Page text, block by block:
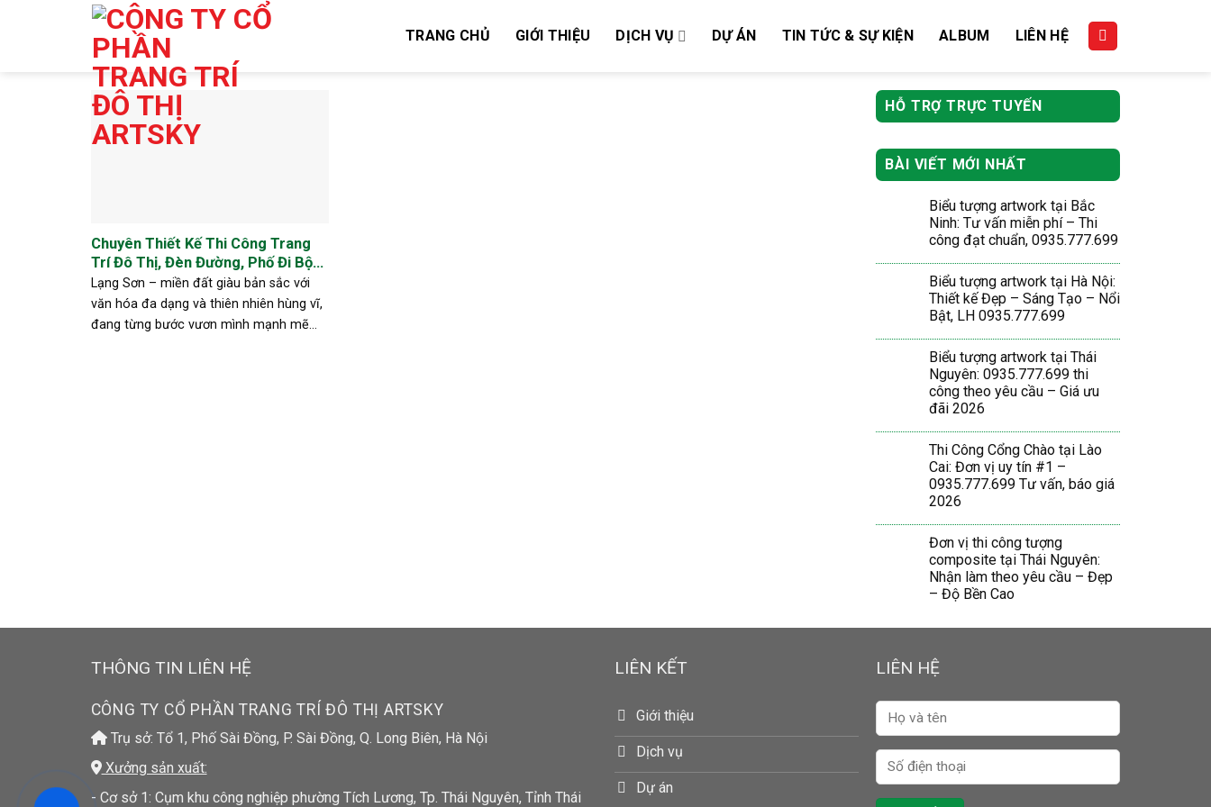
TRANG CHỦ GIỚI THIỆU DỊCH VỤ DỰ ÁN TIN TỨC & SỰ KIỆN ALBUM LIÊN HỆ
Chuyên Thiết Kế Thi Công Trang
Trí Đô Thị, Đèn Đường, Phố Đi Bộ
Tại Lạng Sơn – Mỹ Thuật Và Văn
Hóa Hội Tụ
Lạng Sơn – miền đất giàu bản sắc với
văn hóa đa dạng và thiên nhiên hùng vĩ,
đang từng bước vươn mình mạnh mẽ
HỖ TRỢ TRỰC TUYẾN
BÀI VIẾT MỚI NHẤT
Biểu tượng artwork tại Bắc
Ninh: Tư vấn miễn phí – Thi
công đạt chuẩn, 0935.777.699
Biểu tượng artwork tại Hà Nội:
Thiết kế Đẹp – Sáng Tạo – Nổi
Bật, LH 0935.777.699
Biểu tượng artwork tại Thái
Nguyên: 0935.777.699 thi
công theo yêu cầu – Giá ưu
đãi 2026
Thi Công Cổng Chào tại Lào
Cai: Đơn vị uy tín #1 –
0935.777.699 Tư vấn, báo giá
2026
Đơn vị thi công tượng
composite tại Thái Nguyên:
Nhận làm theo yêu cầu – Đẹp
– Độ Bền Cao
THÔNG TIN LIÊN HỆ
CÔNG TY CỔ PHẦN TRANG TRÍ ĐÔ THỊ ARTSKY
Trụ sở: Tổ 1, Phố Sài Đồng, P. Sài Đồng, Q. Long Biên, Hà Nội
Xưởng sản xuất:
- Cơ sở 1: Cụm khu công nghiệp phường Tích Lương, Tp. Thái Nguyên, Tỉnh Thái
LIÊN KẾT
Giới thiệu
Dịch vụ
Dự án
LIÊN HỆ